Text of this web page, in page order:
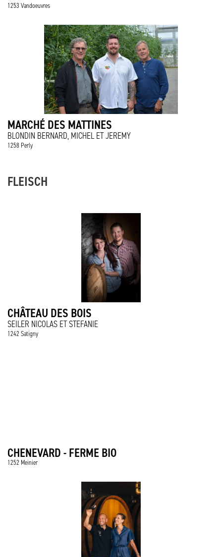
1253 Vandoeuvres
MARCHÉ DES MATTINES
BLONDIN BERNARD, MICHEL ET JEREMY
1258 Perly
FLEISCH
CHÂTEAU DES BOIS
SEILER NICOLAS ET STEFANIE
1242 Satigny
CHENEVARD - FERME BIO
1252 Meinier